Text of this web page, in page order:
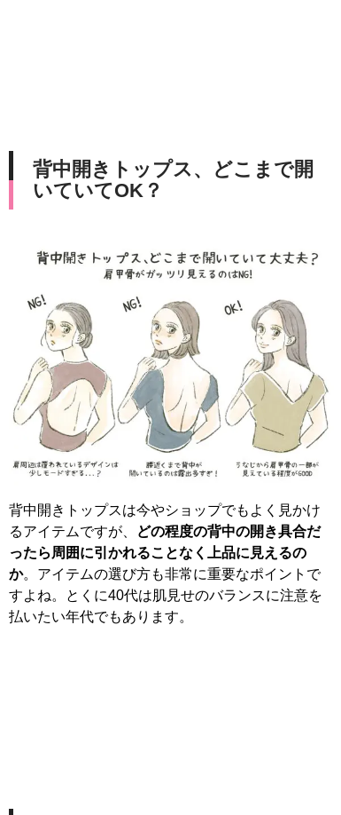
背中開きトップス、どこまで開
いていてOK？
背中開きトップスは今やショップでもよく見かけ
るアイテムですが、
どの程度の背中の開き具合だ
ったら周囲に引かれることなく上品に見えるの
か。アイテムの選び方も非常に重要なポイントで
すよね。とくに40代は肌見せのバランスに注意を
払いたい年代でもあります。